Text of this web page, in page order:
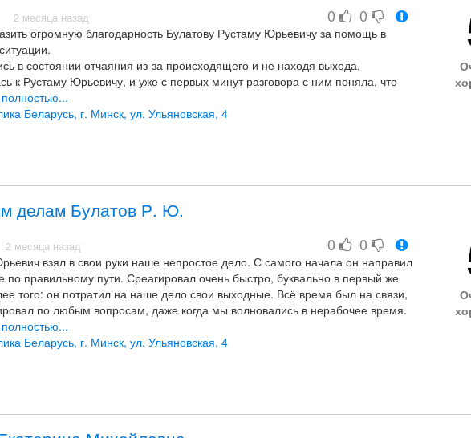
2 месяца назад 0 0
огромную благодарность Булатову Рустаму Юрьевичу за помощь в
в состоянии отчаяния из-за происходящего и не находя выхода,
к Рустаму Юрьевичу, и уже с первых минут разговора с ним поняла, что
который может повлиять на происходящее. Профессионал в своём
опытом, очень внимателен к деталям, отличный психолог, очень
Беларусь, г. Минск, ул. Ульяновская, 4
делам Булатов Р. Ю.
2 месяца назад 0 0
взял в свои руки наше непростое дело. С самого начала он направил
по правильному пути. Среагировал очень быстро, буквально в первый же
того: он потратил на наше дело свои выходные. Всё время был на связи,
по любым вопросам, даже когда мы волновались в нерабочее время.
— точный, чёткий профессионал в своей области. С ним сразу
Беларусь, г. Минск, ул. Ульяновская, 4